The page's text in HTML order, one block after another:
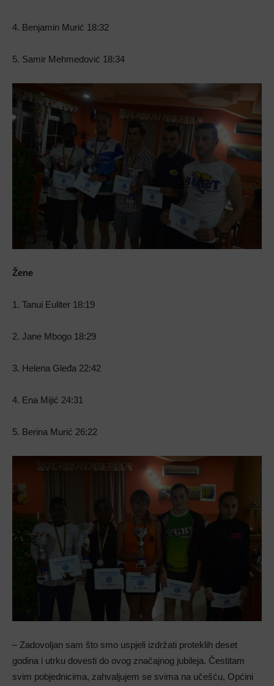
4. Benjamin Murić 18:32
5. Samir Mehmedović 18:34
Žene
1. Tanui Euliter 18:19
2. Jane Mbogo 18:29
3. Helena Gleđa 22:42
4. Ena Mijić 24:31
5. Berina Murić 26:22
– Zadovoljan sam što smo uspjeli izdržati proteklih deset
godina i utrku dovesti do ovog značajnog jubileja. Čestitam
svim pobjednicima, zahvaljujem se svima na učešću, Općini